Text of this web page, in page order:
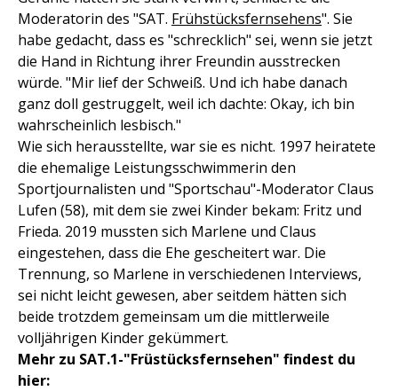
Moderatorin des "SAT. Frühstücksfernsehens". Sie
habe gedacht, dass es "schrecklich" sei, wenn sie jetzt
die Hand in Richtung ihrer Freundin ausstrecken
würde. "Mir lief der Schweiß. Und ich habe danach
ganz doll gestruggelt, weil ich dachte: Okay, ich bin
wahrscheinlich lesbisch."
Wie sich herausstellte, war sie es nicht. 1997 heiratete
die ehemalige Leistungsschwimmerin den
Sportjournalisten und "Sportschau"-Moderator Claus
Lufen (58), mit dem sie zwei Kinder bekam: Fritz und
Frieda. 2019 mussten sich Marlene und Claus
eingestehen, dass die Ehe gescheitert war. Die
Trennung, so Marlene in verschiedenen Interviews,
sei nicht leicht gewesen, aber seitdem hätten sich
beide trotzdem gemeinsam um die mittlerweile
volljährigen Kinder gekümmert.
Mehr zu SAT.1-"Früstücksfernsehen" findest du
hier: